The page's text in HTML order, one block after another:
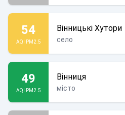
54
AQI PM2.5
Вінницькі Хутори
село
49
AQI PM2.5
Вінниця
місто